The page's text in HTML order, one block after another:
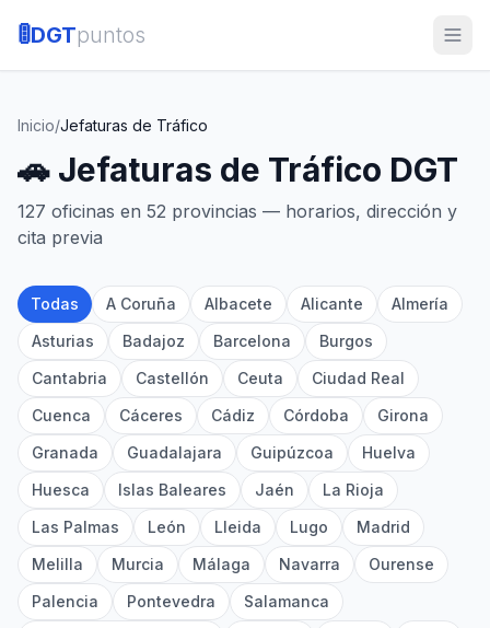
🚦DGTpuntos
Inicio/Jefaturas de Tráfico
🚗 Jefaturas de Tráfico DGT
127 oficinas en 52 provincias — horarios, dirección y
cita previa
Todas A Coruña Albacete Alicante
Almería
Asturias
Badajoz Barcelona
Burgos
Cantabria
Castellón Ceuta
Ciudad Real
Cuenca
Cáceres Cádiz Córdoba
Girona
Granada
Guadalajara Guipúzcoa
Huelva
Huesca
Islas Baleares Jaén
La Rioja
Las Palmas
León Lleida Lugo
Madrid
Melilla
Murcia Málaga Navarra
Ourense
Palencia
Pontevedra
Salamanca